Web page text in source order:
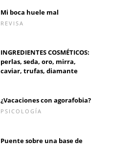
Mi boca huele mal
REVISA
INGREDIENTES COSMÉTICOS:
perlas, seda, oro, mirra,
caviar, trufas, diamante
¿Vacaciones con agorafobia?
PSICOLOGÍA
Puente sobre una base de